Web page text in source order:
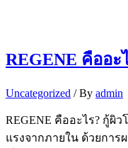
REGENE คืออ
Uncategorized / By admin
REGENE คืออะไร? กู้ผิ
แรงจากภายใน ด้วยการ